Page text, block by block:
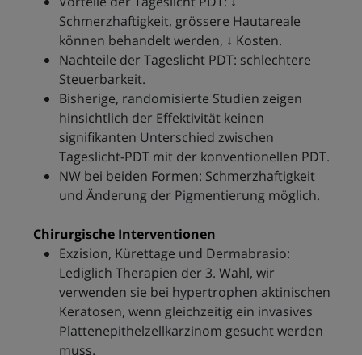
Schmerzhaftigkeit, grössere Hautareale
können behandelt werden, ↓ Kosten.
Nachteile der Tageslicht PDT: schlechtere
Steuerbarkeit.
Bisherige, randomisierte Studien zeigen
hinsichtlich der Effektivität keinen
signifikanten Unterschied zwischen
Tageslicht-PDT mit der konventionellen PDT.
NW bei beiden Formen: Schmerzhaftigkeit
und Änderung der Pigmentierung möglich.
Chirurgische Interventionen
Exzision, Kürettage und Dermabrasio:
Lediglich Therapien der 3. Wahl, wir
verwenden sie bei hypertrophen aktinischen
Keratosen, wenn gleichzeitig ein invasives
Plattenepithelzellkarzinom gesucht werden
muss.